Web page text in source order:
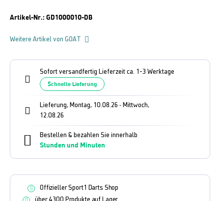
Artikel-Nr.: GD1000010-DB
Weitere Artikel von GOAT
Sofort versandfertig Lieferzeit ca. 1-3 Werktage
Schnelle Lieferung
Lieferung, Montag, 10.08.26 - Mittwoch,
12.08.26
Bestellen & bezahlen Sie innerhalb
Stunden und Minuten
Offizieller Sport1 Darts Shop